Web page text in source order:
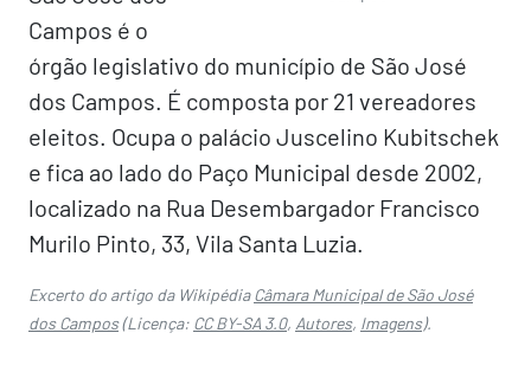
Campos é o
órgão legislativo do município de São José
dos Campos. É composta por 21 vereadores
eleitos. Ocupa o palácio Juscelino Kubitschek
e fica ao lado do Paço Municipal desde 2002,
localizado na Rua Desembargador Francisco
Murilo Pinto, 33, Vila Santa Luzia.
Excerto do artigo da WikipédiaCâmara Municipal de São José
dos Campos(Licença: CC BY-SA 3.0, Autores, Imagens).